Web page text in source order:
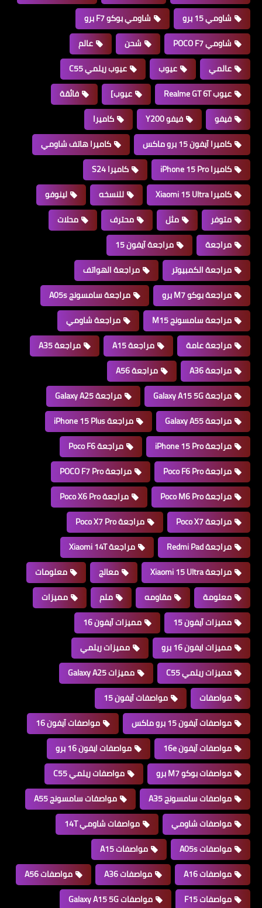
شاومي 15 برو
شاومي بوكو F7 برو
شاومي POCO F7
شحن
عالم
عالمي
عيوب
عيوب ريلمي C55
عيوب Realme GT 6T
عيوب]
فائقة
فيفو
فيفو Y200
كاميرا
كاميرا آيفون 15 برو ماكس
كاميرا هاتف شاومي
كاميرا iPhone 15 Pro
كاميرا S24
كاميرا Xiaomi 15 Ultra
للنسخه
لينوفو
متوفر
مثل محترف
محلات
مراجعة
مراجعة آيفون 15
مراجعة الكمبيوتر
مراجعة الهواتف
مراجعة بوكو M7 برو
مراجعة سامسونج A05s
مراجعة سامسونج M15
مراجعة شاومي
مراجعة عامة
مراجعة A15
مراجعة A35
مراجعة A36
مراجعة A56
مراجعة Galaxy A15 5G
مراجعة Galaxy A25
مراجعة Galaxy A55
مراجعة iPhone 15 Plus
مراجعة iPhone 15 Pro
مراجعة Poco F6
مراجعة Poco F6 Pro
مراجعة POCO F7 Pro
مراجعة Poco M6 Pro
مراجعة Poco X6 Pro
مراجعة Poco X7
مراجعة Poco X7 Pro
مراجعة Redmi Pad
مراجعة Xiaomi 14T
مراجعة Xiaomi 15 Ultra
معالج
معلومات
معلومة
مقاومه ملم
مميزات
مميزات آيفون 15
مميزات آيفون 16
مميزات ايفون 16 برو
مميزات ريلمي
مميزات ريلمي C55
مميزات Galaxy A25
مواصفات
مواصفات آيفون 15
مواصفات آيفون 15 برو ماكس
مواصفات آيفون 16
مواصفات آيفون 16e
مواصفات ايفون 16 برو
مواصفات بوكو M7 برو
مواصفات ريلمي C55
مواصفات سامسونج A35
مواصفات سامسونج A55
مواصفات شاومي
مواصفات شاومي 14T
مواصفات A05s
مواصفات A15
مواصفات A16
مواصفات A36
مواصفات A56
مواصفات F15
مواصفات Galaxy A15 5G